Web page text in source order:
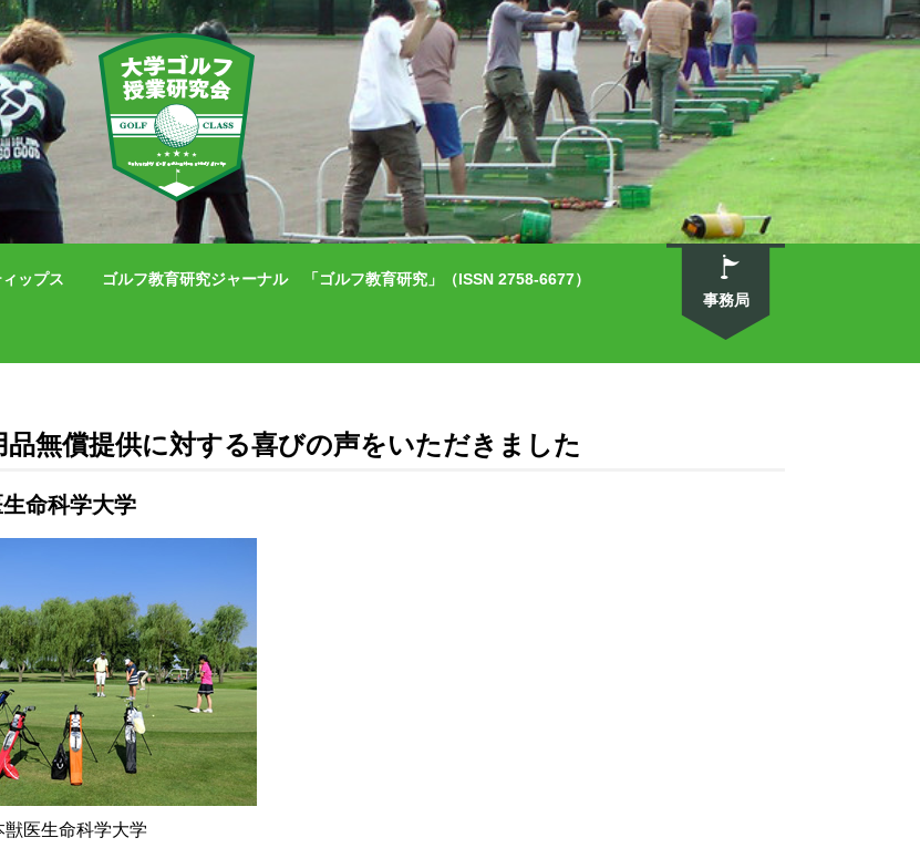
ップス ゴルフ教育研究ジャーナル 「ゴルフ教育研究」（ISSN 2758-6677）
事務局
品無償提供に対する喜びの声をいただきました
生命科学大学
医生命科学大学